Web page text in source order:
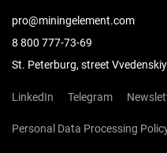
pro@miningelement.com
8 800 777-73-69
St. Peterburg, street
LinkedIn Telegram
Personal Data Processing